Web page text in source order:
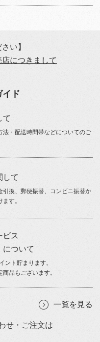
い】
につきまして
イド
て
法・配送時間帯などについてのご
して
引換、郵便振替、コンビニ振替か
す。
ビス
について
ント貯まります。
品もございます。
一覧を見る
せ・ご注文は